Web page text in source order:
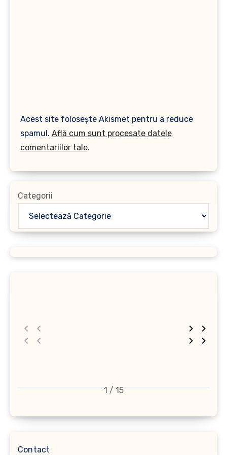
Acest site folosește Akismet pentru a reduce
spamul. Află cum sunt procesate datele
comentariilor tale.
Categorii
1 / 15
Contact